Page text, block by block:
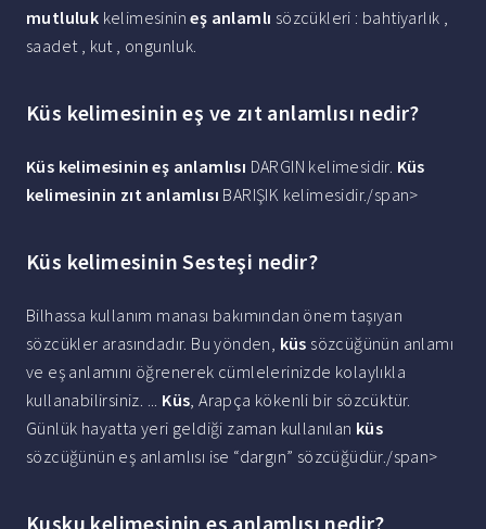
mutluluk kelimesinineş anlamlı sözcükleri : bahtiyarlık ,
saadet , kut , ongunluk.
Küs kelimesinin eş ve zıt anlamlısı nedir?
Küs kelimesinin eş anlamlısı DARGIN kelimesidir. Küs
kelimesinin zıt anlamlısı BARIŞIK kelimesidir./span>
Küs kelimesinin Sesteşi nedir?
Bilhassa kullanım manası bakımından önem taşıyan
sözcükler arasındadır. Bu yönden, küs sözcüğünün anlamı
ve eş anlamını öğrenerek cümlelerinizde kolaylıkla
kullanabilirsiniz. ... Küs, Arapça kökenli bir sözcüktür.
Günlük hayatta yeri geldiği zaman kullanılan küs
sözcüğünün eş anlamlısı ise “dargın” sözcüğüdür./span>
Kuşku kelimesinin eş anlamlısı nedir?